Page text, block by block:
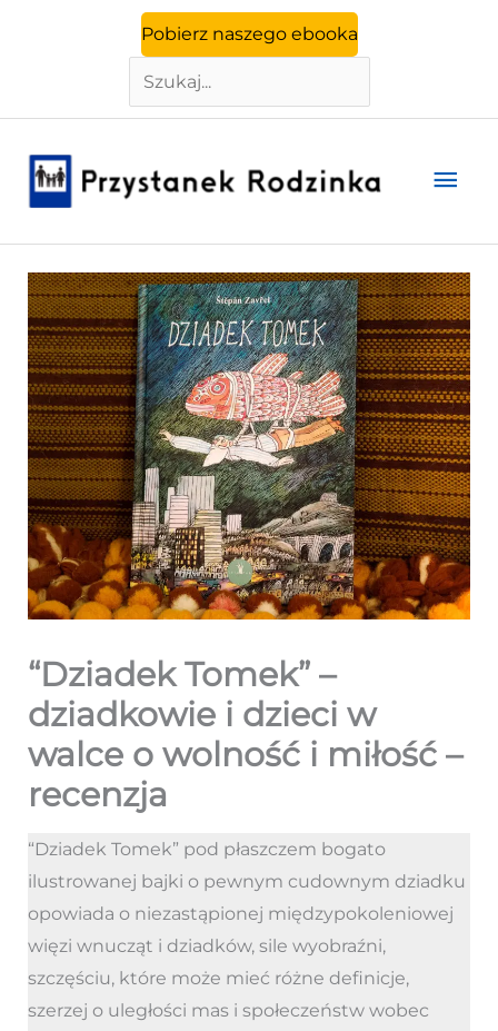
Pobierz naszego ebooka
Szukaj
“Dziadek Tomek” –
dziadkowie i dzieci w
walce o wolność i miłość –
recenzja
“Dziadek Tomek” pod płaszczem bogato
ilustrowanej bajki o pewnym cudownym dziadku
opowiada o niezastąpionej międzypokoleniowej
więzi wnucząt i dziadków, sile wyobraźni,
szczęściu, które może mieć różne definicje,
szerzej o uległości mas i społeczeństw wobec